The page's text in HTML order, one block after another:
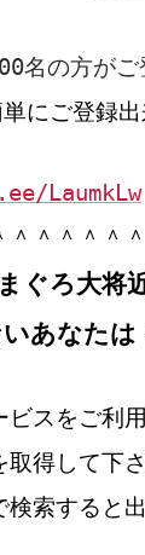
名の方がご
にご登録出
LaumkLw
＾＾＾＾＾
ぐろ大将
あなたは
ビスをご利
取得して下
検索すると